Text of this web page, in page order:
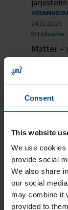
Consent
This website
We use
provide social
We also share
our social
may combine it
provided to
24.11.2025
Lukuaika:
Matter –
korvaa